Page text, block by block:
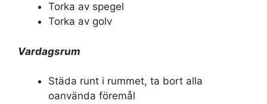
Torka av spegel
Torka av golv
Vardagsrum
Städa runt i rummet, ta bort alla
oanvända föremål